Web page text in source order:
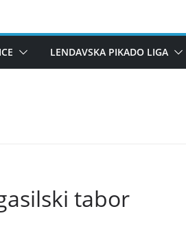
LENDAVSKA PIKADO LIGA
tabor